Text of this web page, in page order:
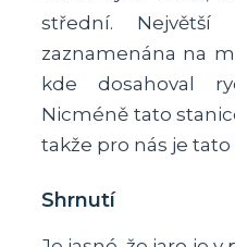
střední. Největší
zaznamenána na
kde dosahoval
Nicméně tato
takže pro nás je
Shrnutí